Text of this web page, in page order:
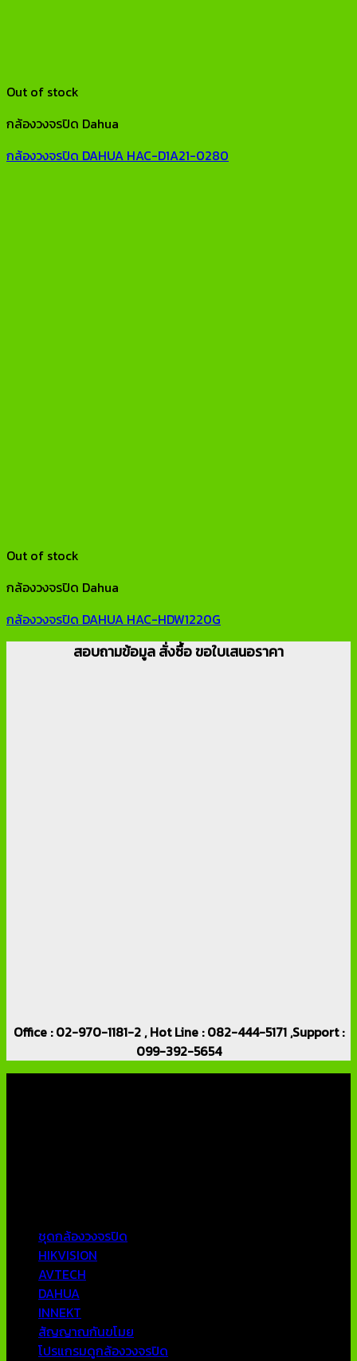
Out of stock
กล้องวงจรปิด Dahua
กล้องวงจรปิด DAHUA HAC-D1A21-0280
Out of stock
กล้องวงจรปิด Dahua
กล้องวงจรปิด DAHUA HAC-HDW1220G
สอบถามข้อมูล สั่งซื้อ ขอใบเสนอราคา
Office : 02-970-1181-2 , Hot Line : 082-444-5171 ,Support :
099-392-5654
ชุดกล้องวงจรปิด
HIKVISION
AVTECH
DAHUA
INNEKT
สัญญาณกันขโมย
โปรแกรมดูกล้องวงจรปิด